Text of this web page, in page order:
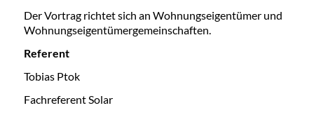
Der Vortrag richtet sich an Wohnungseigentümer und
Wohnungseigentümergemeinschaften.
Referent
Tobias Ptok
Fachreferent Solar